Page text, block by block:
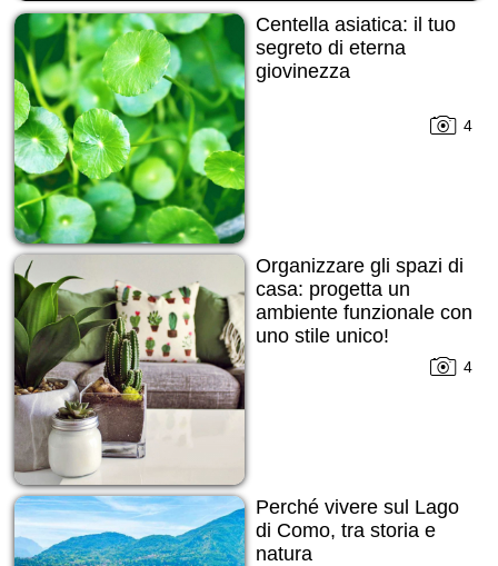
Centella asiatica: il tuo
segreto di eterna
giovinezza
4
Organizzare gli spazi di
casa: progetta un
ambiente funzionale con
uno stile unico!
4
Perché vivere sul Lago
di Como, tra storia e
natura